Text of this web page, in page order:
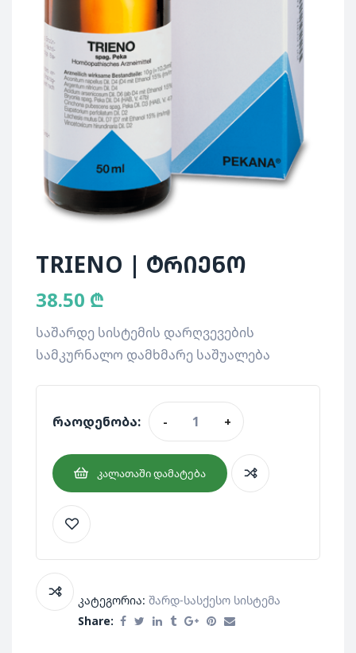
TRIENO | ტრიენო
38.50 ₾
საშარდე სისტემის დარღვევების
სამკურნალო დამხმარე საშუალება
რაოდენობა: - +
ᲙᲐᲚᲐᲗᲐᲨᲘ ᲓᲐᲛᲐᲢᲔᲑᲐ
კატეგორია: Შარდ-Სასქესო Სისტემა
Share: